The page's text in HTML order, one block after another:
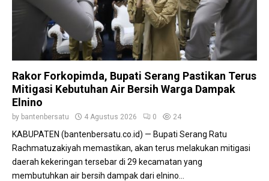
Rakor Forkopimda, Bupati Serang Pastikan Terus
Mitigasi Kebutuhan Air Bersih Warga Dampak
Elnino
by bantenbersatu 4 Agustus 2026 0 24
KABUPATEN (bantenbersatu.co.id) — Bupati Serang Ratu
Rachmatuzakiyah memastikan, akan terus melakukan mitigasi
daerah kekeringan tersebar di 29 kecamatan yang
membutuhkan air bersih dampak dari elnino...